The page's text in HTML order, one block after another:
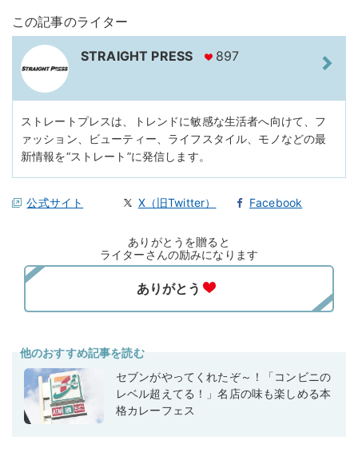
この記事のライター
STRAIGHT PRESS 897
ストレートプレスは、トレンドに敏感な生活者へ向けて、フ
ァッション、ビューティー、ライフスタイル、モノなどの最
新情報を“ストレート”に発信します。
公式サイト X（旧Twitter） Facebook
ありがとうを贈ると
ライターさんの励みになります
他のおすすめ記事を読む
セブンがやってくれたぞ～！「コンビニの
レベル超えてる！」名店の味も楽しめる本
格カレーフェス